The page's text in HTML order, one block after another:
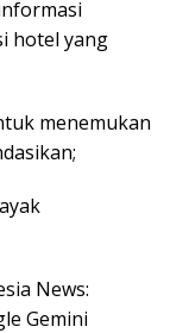
hotel yang
menemukan
News:
Gemini